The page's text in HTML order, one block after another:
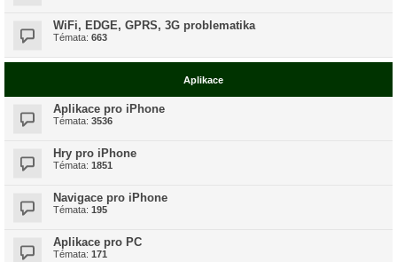
WiFi, EDGE, GPRS, 3G problematika
Témata: 663
Aplikace
Aplikace pro iPhone
Témata: 3536
Hry pro iPhone
Témata: 1851
Navigace pro iPhone
Témata: 195
Aplikace pro PC
Témata: 171